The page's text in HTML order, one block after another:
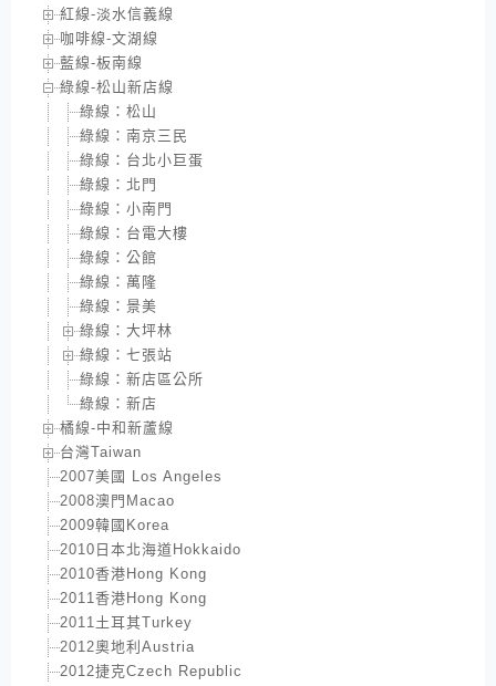
紅線-淡水信義線
咖啡線-文湖線
藍線-板南線
綠線-松山新店線
綠線：松山
綠線：南京三民
綠線：台北小巨蛋
綠線：北門
綠線：小南門
綠線：台電大樓
綠線：公館
綠線：萬隆
綠線：景美
綠線：大坪林
綠線：七張站
綠線：新店區公所
綠線：新店
橘線-中和新蘆線
台灣Taiwan
2007美國 Los Angeles
2008澳門Macao
2009韓國Korea
2010日本北海道Hokkaido
2010香港Hong Kong
2011香港Hong Kong
2011土耳其Turkey
2012奧地利Austria
2012捷克Czech Republic